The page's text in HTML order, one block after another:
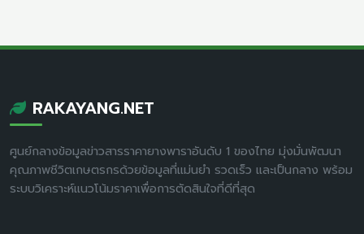
RAKAYANG.NET
ศูนย์กลางข้อมูลข่าวสารราคายางพาราอันดับ 1 ของไทย มุ่งมั่นพัฒนา
คุณภาพชีวิตเกษตรกรด้วยข้อมูลที่แม่นยำ รวดเร็ว และเป็นกลาง พร้อม
ระบบวิเคราะห์แนวโน้มราคาเพื่อการตัดสินใจที่ดีที่สุด